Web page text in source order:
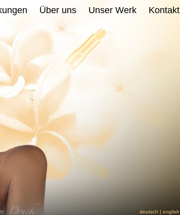
Über uns Unser Werk Kontakt
deutsch | english